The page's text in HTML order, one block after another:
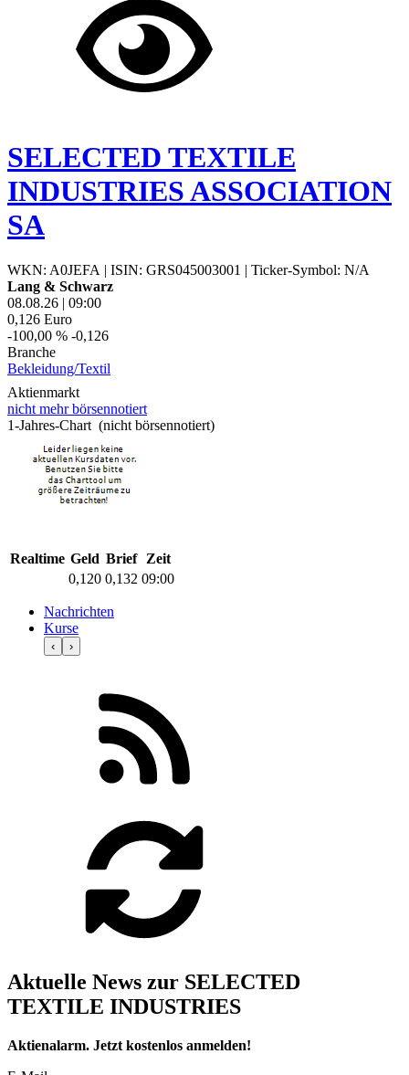
SELECTED TEXTILE
INDUSTRIES ASSOCIATION
SA
WKN: A0JEFA | ISIN: GRS045003001 | Ticker-Symbol: N/A
Lang & Schwarz
08.08.26 | 09:00
0,126 Euro
-100,00 % -0,126
Branche
Bekleidung/Textil
Aktienmarkt
nicht mehr börsennotiert
1-Jahres-Chart (nicht börsennotiert)
Realtime Geld Brief
Zeit
0,120 0,132 09:00
Nachrichten
Kurse
‹ ›
Aktuelle News zur SELECTED
TEXTILE INDUSTRIES
Aktienalarm. Jetzt kostenlos anmelden!